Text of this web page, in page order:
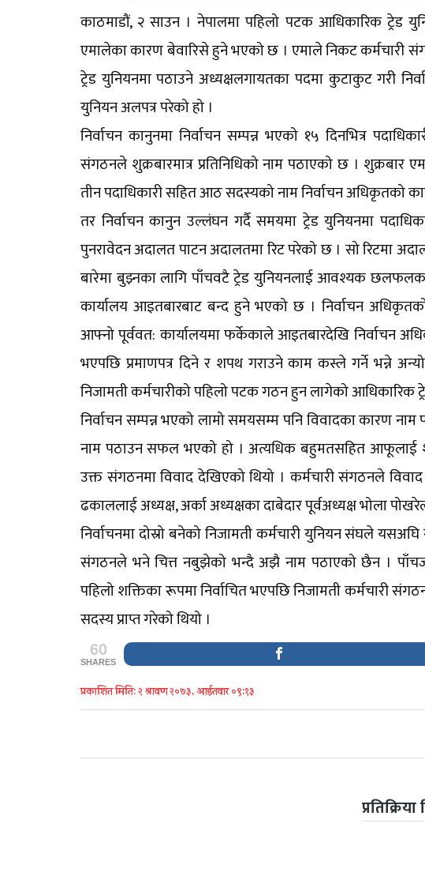
काठमाडौं, २ साउन । नेपालमा पहिलो पटक आधिकारिक ट्रेड
एमालेका कारण बेवारिसे हुने भएको छ । एमाले निकट कर्मचारी
ट्रेड युनियनमा पठाउने अध्यक्षलगायतका पदमा कुटाकुट गरी
युनियन अलपत्र परेको हो ।
निर्वाचन कानुनमा निर्वाचन सम्पन्न भएको १५ दिनभित्र
संगठनले शुक्रबारमात्र प्रतिनिधिको नाम पठाएको छ । शुक्रबार
तीन पदाधिकारी सहित आठ सदस्यको नाम निर्वाचन अधिकृतको
तर निर्वाचन कानुन उल्लंघन गर्दै समयमा ट्रेड युनियनमा
पुनरावेदन अदालत पाटन अदालतमा रिट परेको छ । सो रिटमा
बारेमा बुझ्नका लागि पाँचवटै ट्रेड युनियनलाई आवश्यक
कार्यालय आइतबारबाट बन्द हुने भएको छ । निर्वाचन
आफ्नो पूर्ववत: कार्यालयमा फर्केकाले आइतबारदेखि निर्वाचन
भएपछि प्रमाणपत्र दिने र शपथ गराउने काम कस्ले गर्ने भन्ने
निजामती कर्मचारीको पहिलो पटक गठन हुन लागेको आधिकारिक
निर्वाचन सम्पन्न भएको लामो समयसम्म पनि विवादका कारण
नाम पठाउन सफल भएको हो । अत्यधिक बहुमतसहित आफूलाई
उक्त संगठनमा विवाद देखिएको थियो । कर्मचारी संगठनले
ढकाललाई अध्यक्ष, अर्का अध्यक्षका दाबेदार पूर्वअध्यक्ष भोला
निर्वाचनमा दोस्रो बनेको निजामती कर्मचारी युनियन संघले
संगठनले भने चित्त नबुझेको भन्दै अझै नाम पठाएको छैन ।
पहिलो शक्तिका रूपमा निर्वाचित भएपछि निजामती कर्मचारी
सदस्य प्राप्त गरेको थियो ।
60
SHARES
प्रकाशित मिति: २ श्रावण २०७३, आईतवार ०९:१३